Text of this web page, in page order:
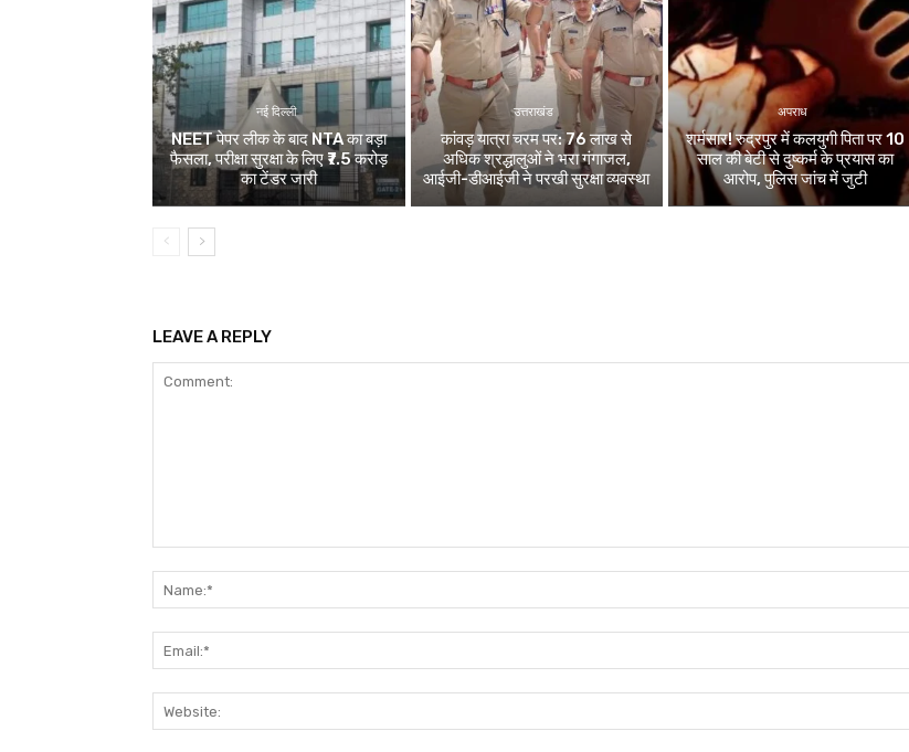
नई दिल्ली
NEET पेपर लीक के बाद NTA का बड़ा
फैसला, परीक्षा सुरक्षा के लिए ₹7.5 करोड़
का टेंडर जारी
उत्तराखंड
कांवड़ यात्रा चरम पर: 76 लाख से
अधिक श्रद्धालुओं ने भरा गंगाजल,
आईजी-डीआईजी ने परखी सुरक्षा व्यवस्था
अपराध
शर्मसार! रुद्रपुर में कलयुगी पिता पर 10
साल की बेटी से दुष्कर्म के प्रयास का
आरोप, पुलिस जांच में जुटी
LEAVE A REPLY